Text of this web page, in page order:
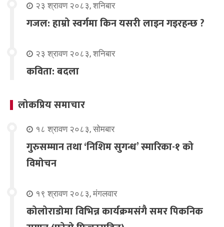
२३ श्रावण २०८३, शनिबार
गजल: हाम्रो स्वर्गमा किन यसरी लाइन गइरहन्छ ?
२३ श्रावण २०८३, शनिबार
कविता: बदला
लोकप्रिय समाचार
१८ श्रावण २०८३, सोमबार
गुरुसम्मान तथा ‘निशिम सुगन्ध’ स्मारिका-१ को
विमोचन
१९ श्रावण २०८३, मंगलवार
कोलोराडोमा विभिन्न कार्यक्रमसंगै समर पिकनिक